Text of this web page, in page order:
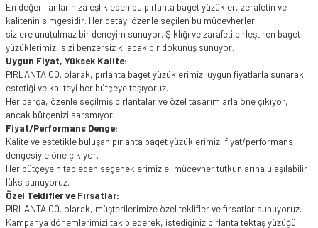
En değerli anlarınıza eşlik eden bu pırlanta baget yüzükler, zerafetin ve
kalitenin simgesidir. Her detayı özenle seçilen bu mücevherler,
sizlere unutulmaz bir deneyim sunuyor. Şıklığı ve zarafeti birleştiren baget
yüzüklerimiz, sizi benzersiz kılacak bir dokunuş sunuyor.
Uygun Fiyat, Yüksek Kalite:
PIRLANTA CO. olarak, pırlanta baget yüzüklerimizi uygun fiyatlarla sunarak
estetiği ve kaliteyi her bütçeye taşıyoruz.
Her parça, özenle seçilmiş pırlantalar ve özel tasarımlarla öne çıkıyor,
ancak bütçenizi sarsmıyor.
Fiyat/Performans Denge:
Kalite ve estetikle buluşan pırlanta baget yüzüklerimiz, fiyat/performans
dengesiyle öne çıkıyor.
Her bütçeye hitap eden seçeneklerimizle, mücevher tutkunlarına ulaşılabilir
lüks sunuyoruz.
Özel Teklifler ve Fırsatlar:
PIRLANTA CO. olarak, müşterilerimize özel teklifler ve fırsatlar sunuyoruz.
Kampanya dönemlerimizi takip ederek, istediğiniz pırlanta tektaş yüzüğü